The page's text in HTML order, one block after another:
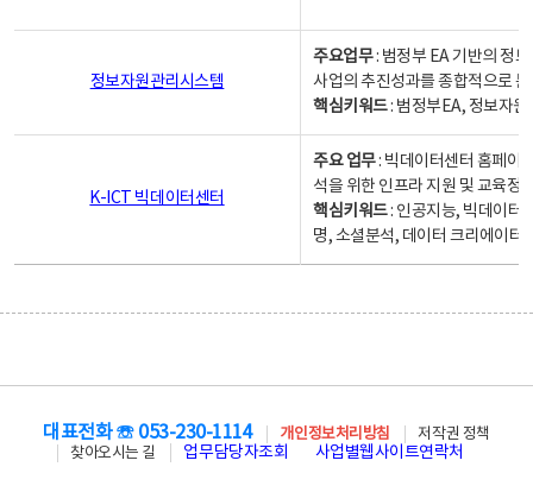
정보자원관리시스템
주요업무: 범정부 EA 기반의 정
사업의 추진성과를 종합적으로
핵심키워드: 범정부EA, 정보자
K-ICT 빅데이터센터
주요 업무: 빅데이터센터 홈페이
석을 위한 인프라 지원 및 교육정
핵심키워드: 인공지능, 빅데이터,
명, 소셜분석, 데이터 크리에이터
대표전화 ☏ 053-230-1114 개인정보처리방침
저작권 정책
찾아오시는 길
업무담당자조회 사업별웹사이트연락처